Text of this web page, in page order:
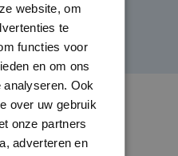
website, om
te
functies voor
en om ons
Ook
over uw gebruik
onze partners
adverteren en